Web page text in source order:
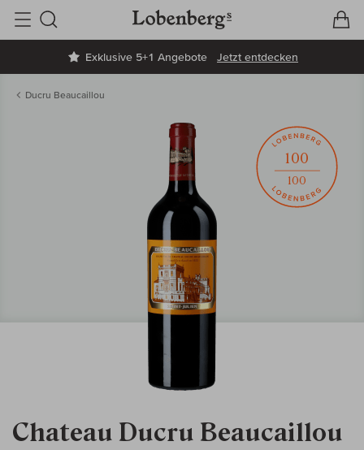
Exklusive 5+1 Angebote Jetzt entdecken
Suche
Ducru Beaucaillou
Chateau Ducru Beaucaillou
100
100